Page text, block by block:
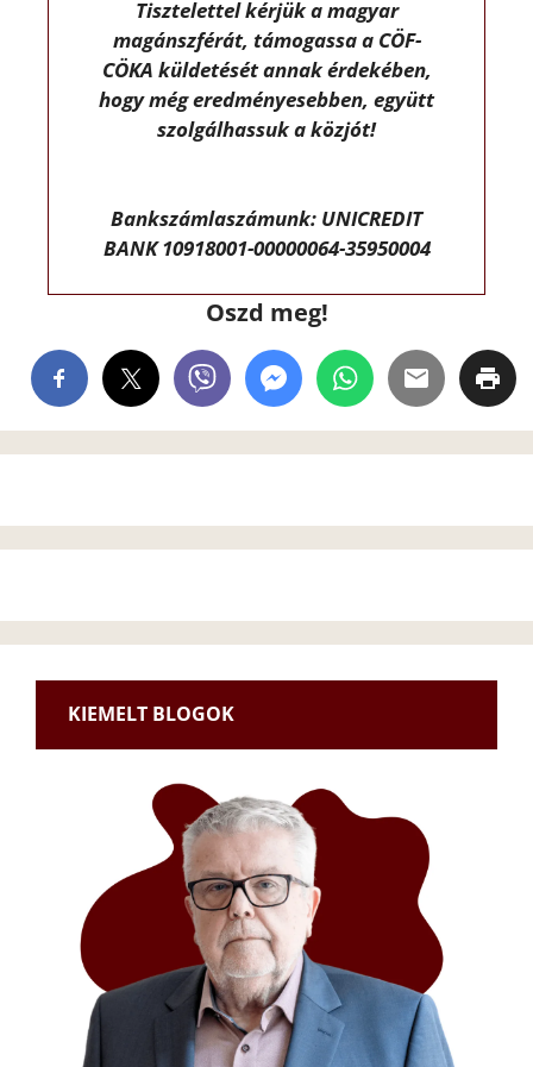
Tisztelettel kérjük a magyar
magánszférát, támogassa a CÖF-
CÖKA küldetését annak érdekében,
hogy még eredményesebben, együtt
szolgálhassuk a közjót!
Bankszámlaszámunk: UNICREDIT
BANK 10918001-00000064-35950004
Oszd meg!
KIEMELT BLOGOK